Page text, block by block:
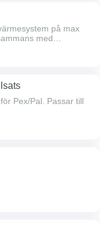
på max
med
med
Pex/Pal. Passar till